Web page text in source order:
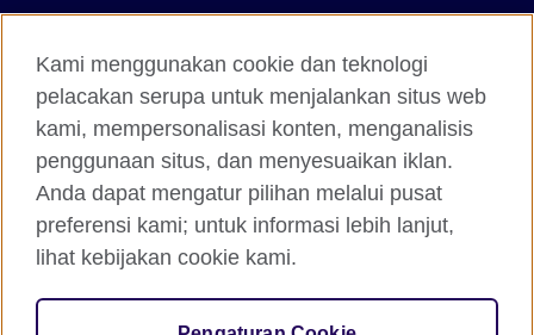
Data protection
Terms of use
Cookies
Sitemap
Kami menggunakan cookie dan teknologi
pelacakan serupa untuk menjalankan situs web
kami, mempersonalisasi konten, menganalisis
penggunaan situs, dan menyesuaikan iklan.
Anda dapat mengatur pilihan melalui pusat
preferensi kami; untuk informasi lebih lanjut,
lihat kebijakan cookie kami.